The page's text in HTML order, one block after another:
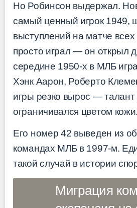
Но Робинсон выдержал.
самый ценный игрок 1949,
выступлений на матче
просто играл — он открыл
середине 1950-х в МЛБ
Хэнк Аарон, Роберто
игры резко вырос —
ограничивался цветом кожи.
Его номер 42 выведен из
командах МЛБ в 1997-м.
такой случай в истории
Миграция